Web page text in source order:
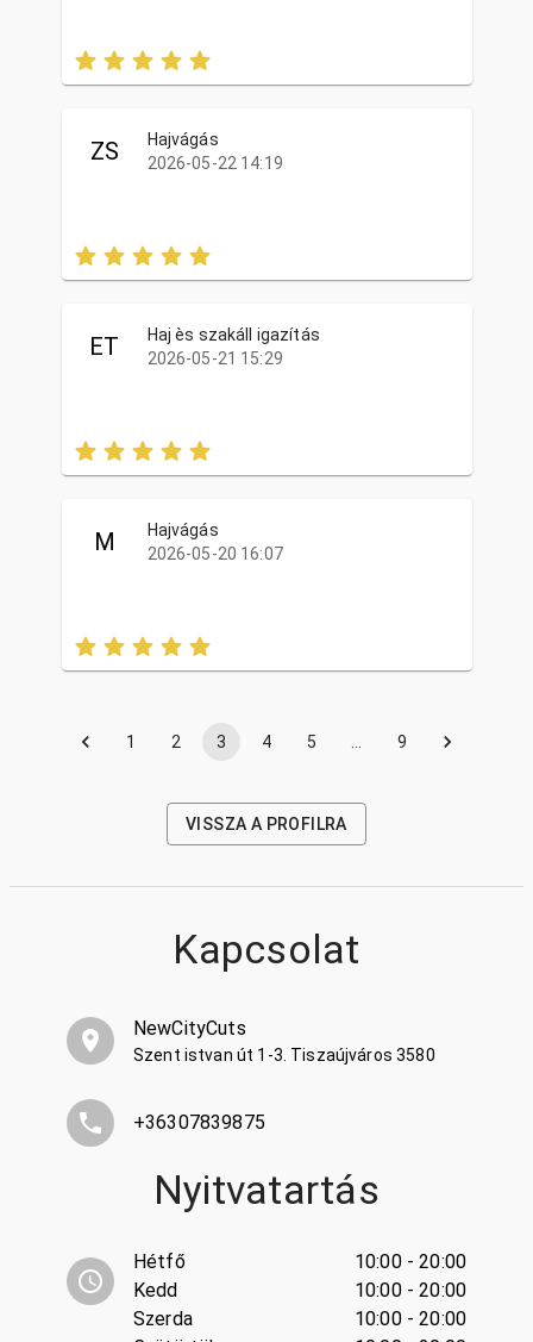
ZS
Hajvágás
2026-05-22 14:19
ET
Haj ès szakáll igazítás
2026-05-21 15:29
M
Hajvágás
2026-05-20 16:07
1 2 3 4 5 … 9
VISSZA A PROFILRA
Kapcsolat
NewCityCuts
Szent istvan út 1-3. Tiszaújváros 3580
+36307839875
Nyitvatartás
Hétfő
Kedd
Szerda
10:00 - 20:00
10:00 - 20:00
10:00 - 20:00